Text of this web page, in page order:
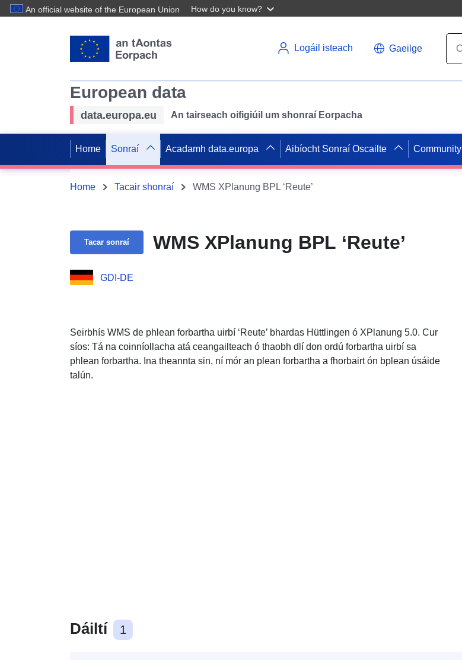
An official website of the European Union How do you know?
Logáil isteach Gaeilge
European data
data.europa.eu An tairseach oifigiúil um shonraí Eorpacha
Home Sonraí Acadamh data.europa Aibíocht Sonraí Oscailte Community
Home Tacair shonraí WMS XPlanung BPL ‘Reute’
Tacar sonraí WMS XPlanung BPL ‘Reute’
GDI-DE
Seirbhís WMS de phlean forbartha uirbí ‘Reute’ bhardas Hüttlingen ó XPlanung 5.0. Cur
síos: Tá na coinníollacha atá ceangailteach ó thaobh dlí don ordú forbartha uirbí sa
phlean forbartha. Ina theannta sin, ní mór an plean forbartha a fhorbairt ón bplean úsáide
talún.
Dáiltí 1